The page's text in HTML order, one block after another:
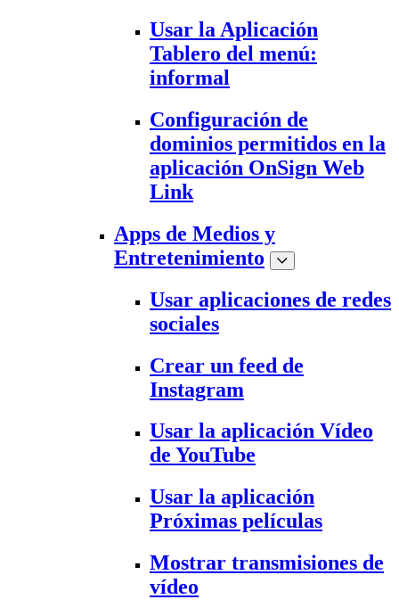
Usar la Aplicación
Tablero del menú:
informal
Configuración de
dominios permitidos en la
aplicación OnSign Web
Link
Apps de Medios y
Entretenimiento
Usar aplicaciones de redes
sociales
Crear un feed de
Instagram
Usar la aplicación Vídeo
de YouTube
Usar la aplicación
Próximas películas
Mostrar transmisiones de
vídeo